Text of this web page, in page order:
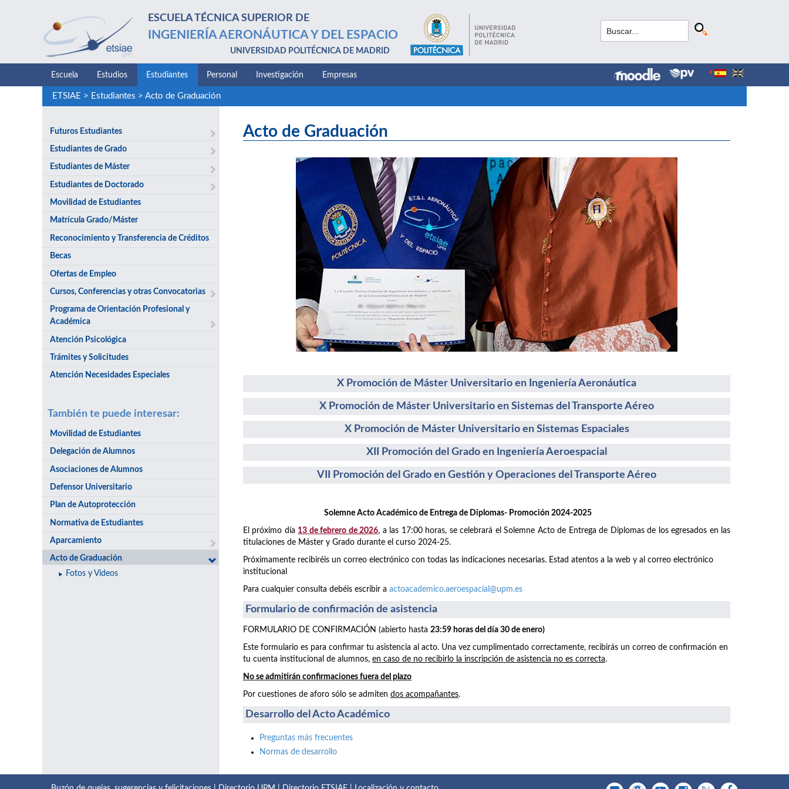
ESCUELA TÉCNICA SUPERIOR DE
INGENIERÍA AERONÁUTICA Y DEL ESPACIO
UNIVERSIDAD POLITÉCNICA DE MADRID
Escuela Estudios Estudiantes Personal Investigación Empresas
ETSIAE > Estudiantes > Acto de Graduación
Futuros Estudiantes
Estudiantes de Grado
Estudiantes de Máster
Estudiantes de Doctorado
Movilidad de Estudiantes
Matrícula Grado/Máster
Reconocimiento y Transferencia de Créditos
Becas
Ofertas de Empleo
Cursos, Conferencias y otras Convocatorias
Programa de Orientación Profesional y
Académica
Atención Psicológica
Trámites y Solicitudes
Atención Necesidades Especiales
También te puede interesar:
Movilidad de Estudiantes
Delegación de Alumnos
Asociaciones de Alumnos
Defensor Universitario
Plan de Autoprotección
Normativa de Estudiantes
Aparcamiento
Acto de Graduación
Fotos y Videos
Acto de Graduación
X Promoción de Máster Universitario en Ingeniería Aeronáutica
X Promoción de Máster Universitario en Sistemas del Transporte Aéreo
X Promoción de Máster Universitario en Sistemas Espaciales
XII Promoción del Grado en Ingeniería Aeroespacial
VII Promoción del Grado en Gestión y Operaciones del Transporte Aéreo
Solemne Acto Académico de Entrega de Diplomas- Promoción 2024-2025
El próximo día 13 de febrero de 2026, a las 17:00 horas, se celebrará el Solemne Acto de Entrega de Diplomas de los egresados en las
titulaciones de Máster y Grado durante el curso 2024-25.
Próximamente recibiréis un correo electrónico con todas las indicaciones necesarias. Estad atentos a la web y al correo electrónico
institucional
Para cualquier consulta debéis escribir a actoacademico.aeroespacial@upm.es
Formulario de confirmación de asistencia
FORMULARIO DE CONFIRMACIÓN (abierto hasta 23:59 horas del día 30 de enero)
Este formulario es para confirmar tu asistencia al acto. Una vez cumplimentado correctamente, recibirás un correo de confirmación en
tu cuenta institucional de alumnos, en caso de no recibirlo la inscripción de asistencia no es correcta.
No se admitirán confirmaciones fuera del plazo
Por cuestiones de aforo sólo se admiten dos acompañantes.
Desarrollo del Acto Académico
Preguntas más frecuentes
Normas de desarrollo